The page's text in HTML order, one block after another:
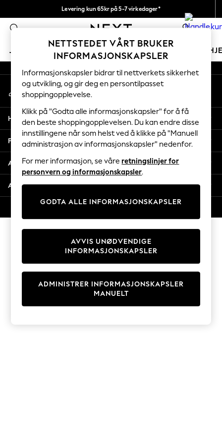
Levering kun 65kr på 5-7 virkedager*
Vi betaler alle tollavgifter 0
JENTER GUTTER BABY KVINNER
GIRLS
New In
50 - 92cm
98 - 110cm
116 - 134cm
140 - 174cm
Trending: Top & Short Sets
Trending: Clogs
Toy Story
THE SET
Coats & Jackets
Sweatshirts & Hoodies
Knitwear
Cardigans
Dresses
Sets & Outfits
T-Shirts
An error occurred on client
Våre sosiale nettverk
Min konto
Logg inn på kontoen din
Hjelp
Personvern & Juridisk
Avdelinger
Andre tjenester
NETTSTEDET VÅRT BRUKER
INFORMASJONSKAPSLER
Informasjonskapsler bidrar til nettverkets sikkerhet
og utvikling, og gir deg en persontilpasset
shoppingopplevelse.
Klikk på "Godta alle informasjonskapsler" for å få
den beste shoppingopplevelsen. Du kan endre disse
innstillingene når som helst ved å klikke på "Manuell
administrasjon av informasjonskapsler" nedenfor.
For mer informasjon, se våre retningslinjer for
personvern og informasjonskapsler.
GODTA ALLE INFORMASJONSKAPSLER
ADMINISTRER INFORMASJONSKAPSLER
MANUELT
AVVIS UNØDVENDIGE
INFORMASJONSKAPSLER